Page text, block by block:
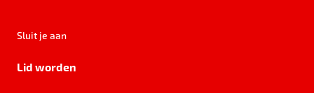
Sluit je aan
Lid worden